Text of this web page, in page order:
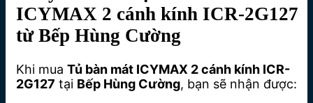
ICYMAX 2 cánh kính ICR-2G127
từ Bếp Hùng Cường
Khi mua Tủ bàn mát ICYMAX 2 cánh kính ICR-
2G127 tại Bếp Hùng Cường, bạn sẽ nhận được: